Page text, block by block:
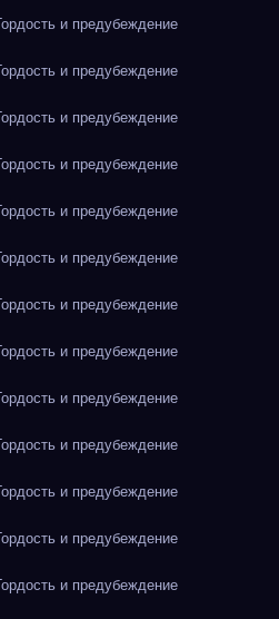
и предубеждение
и предубеждение
и предубеждение
и предубеждение
и предубеждение
и предубеждение
и предубеждение
и предубеждение
и предубеждение
и предубеждение
и предубеждение
и предубеждение
и предубеждение